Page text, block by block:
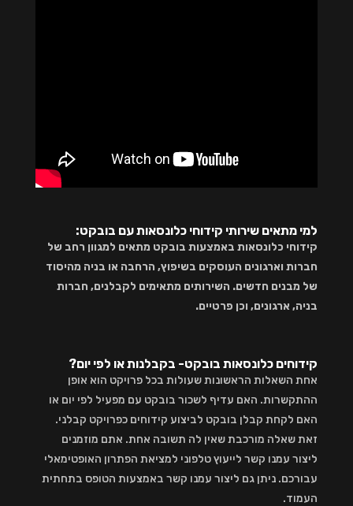
למי מתאים שירותי קידוחי כלונסאות עם בובקט:
קידוחי כלונסאות באמצעות בובקט מתאים למגוון רחב של
חברות וארגונים העוסקים בשיפוץ, הרחבה או בניה מהיסוד
של מבנים חדשים. השירותים מתאימים לקבלנים, חברות
בניה, ארגונים, וכן פרטיים.
קידוחים כלונסאות בובקט- בקבלנות או לפי יום?
אחת השאלות הראשונות שעולות בכל פרויקט הוא אופן
ההתקשרות. האם עדיף לשכור בובקט עם מפעיל לפי יום או
האם לקחת קבלן בובקט לביצוע קידוחים כפרויקט קבלני.
זאת שאלה מורכבת שאין לה תשובה אחת. אתם מוזמנים
ליצור עמנו קשר לייעוץ טלפוני למציאת הפתרון האופטימאלי
עבורכם. ניתן גם ליצור עמנו קשר באמצעות הטופס בתחתית
העמוד.